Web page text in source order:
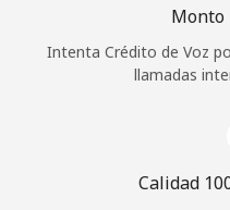
Monto
Intenta Crédito de Voz
llamadas
Calidad